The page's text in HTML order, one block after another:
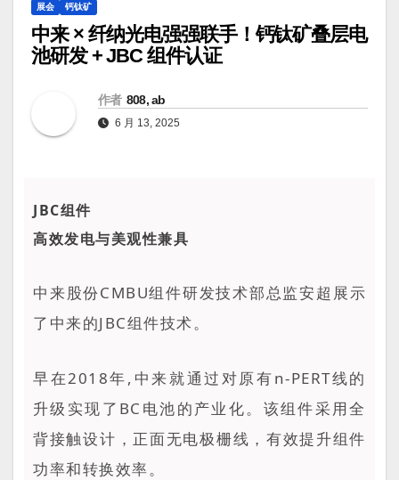
展会 钙钛矿
中来 × 纤纳光电强强联手！钙钛矿叠层电
池研发 + JBC 组件认证
作者 808, ab
6 月 13, 2025
JBC组件
高效发电与美观性兼具
中来股份CMBU组件研发技术部总监安超展示
了中来的JBC组件技术。
早在2018年,中来就通过对原有n-PERT线的
升级实现了BC电池的产业化。该组件采用全
背接触设计，正面无电极栅线，有效提升组件
功率和转换效率。